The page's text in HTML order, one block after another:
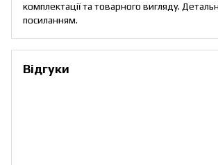
комплектації та товарного вигляду.
посиланням.
Відгуки